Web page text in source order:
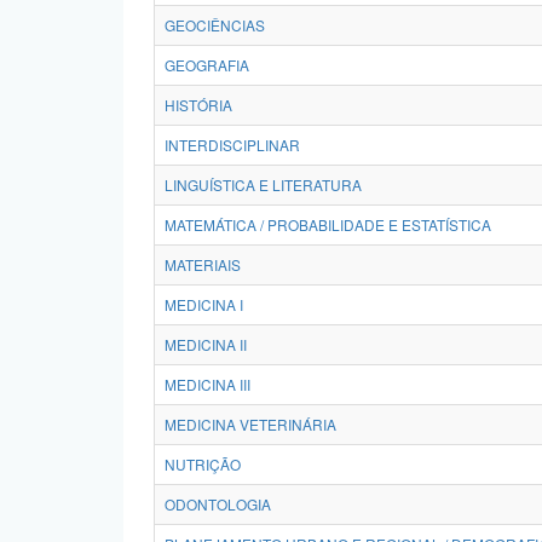
GEOCIÊNCIAS
GEOGRAFIA
HISTÓRIA
INTERDISCIPLINAR
LINGUÍSTICA E LITERATURA
MATEMÁTICA / PROBABILIDADE E ESTATÍSTICA
MATERIAIS
MEDICINA I
MEDICINA II
MEDICINA III
MEDICINA VETERINÁRIA
NUTRIÇÃO
ODONTOLOGIA